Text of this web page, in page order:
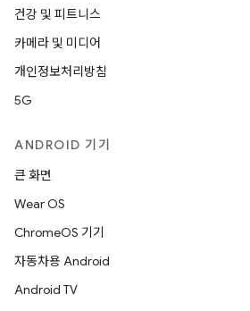
건강 및 피트니스
카메라 및 미디어
개인정보처리방침
5G
ANDROID 기기
큰 화면
Wear OS
ChromeOS 기기
자동차용 Android
Android TV